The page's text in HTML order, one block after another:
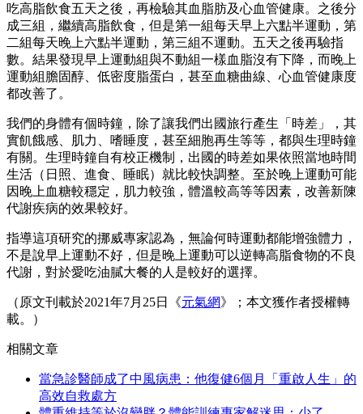
吃高脂飲食五天之後，再檢驗其血脂肪及心血管健康。之後分
成三組，繼續高脂飲食，但是第一組每天早上六點半運動，第
二組每天晚上六點半運動，第三組不運動。五天之後再驗指
數。結果發現早上運動組與不動組一樣血脂沒有下降，而晚上
運動組膽固醇、低密度脂蛋白，甚至血糖曲線、心血管健康度
都改善了。
我們的身體有個時鐘，除了讓我們出國旅行產生「時差」，其
實飢餓感、肌力、嗜睡度，甚至細胞再生等等，都與生理時鐘
有關。生理時鐘自有校正機制，出國的時差如果依照當地時間
生活（日照、進食、睡眠）就比較快調整。至於晚上運動可能
因晚上血糖較穩定，肌力較強，體溫較高等等因素，改善新陳
代謝疾病的效果較好。
指導這項研究的挪威專家認為，無論何時運動都能增強體力，
不是說早上運動不好，但是晚上運動可以逆轉高脂食物的不良
代謝，對於愛吃油膩大餐的人是較好的選擇。
（原文刊載於2021年7月25日《元氣網》；本文獲作者授權轉
載。）
相關文章
當急診醫師成了中風病患：他復健6個月「重啟人生」的
高效自救處方